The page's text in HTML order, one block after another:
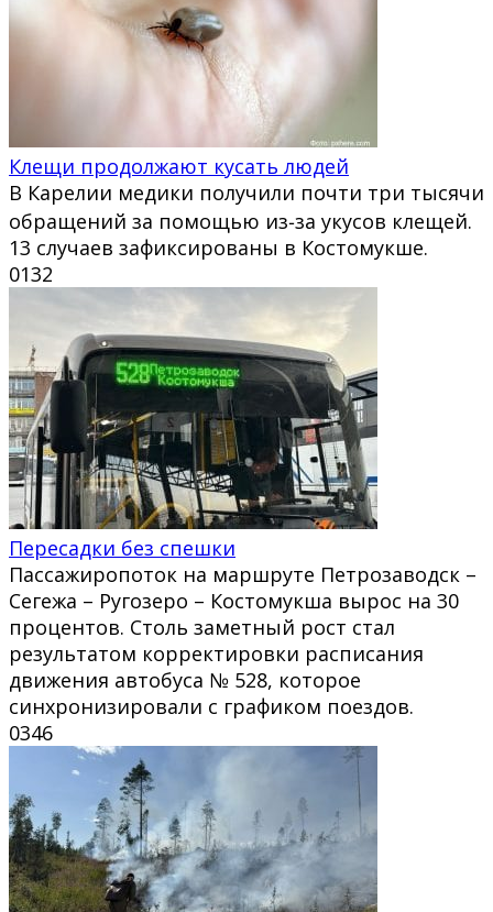
Клещи продолжают кусать людей
В Карелии медики получили почти три тысячи
обращений за помощью из‑за укусов клещей.
13 случаев зафиксированы в Костомукше.
0132
Пересадки без спешки
Пассажиропоток на маршруте Петрозаводск –
Сегежа – Ругозеро – Костомукша вырос на 30
процентов. Столь заметный рост стал
результатом корректировки расписания
движения автобуса № 528, которое
синхронизировали с графиком поездов.
0346